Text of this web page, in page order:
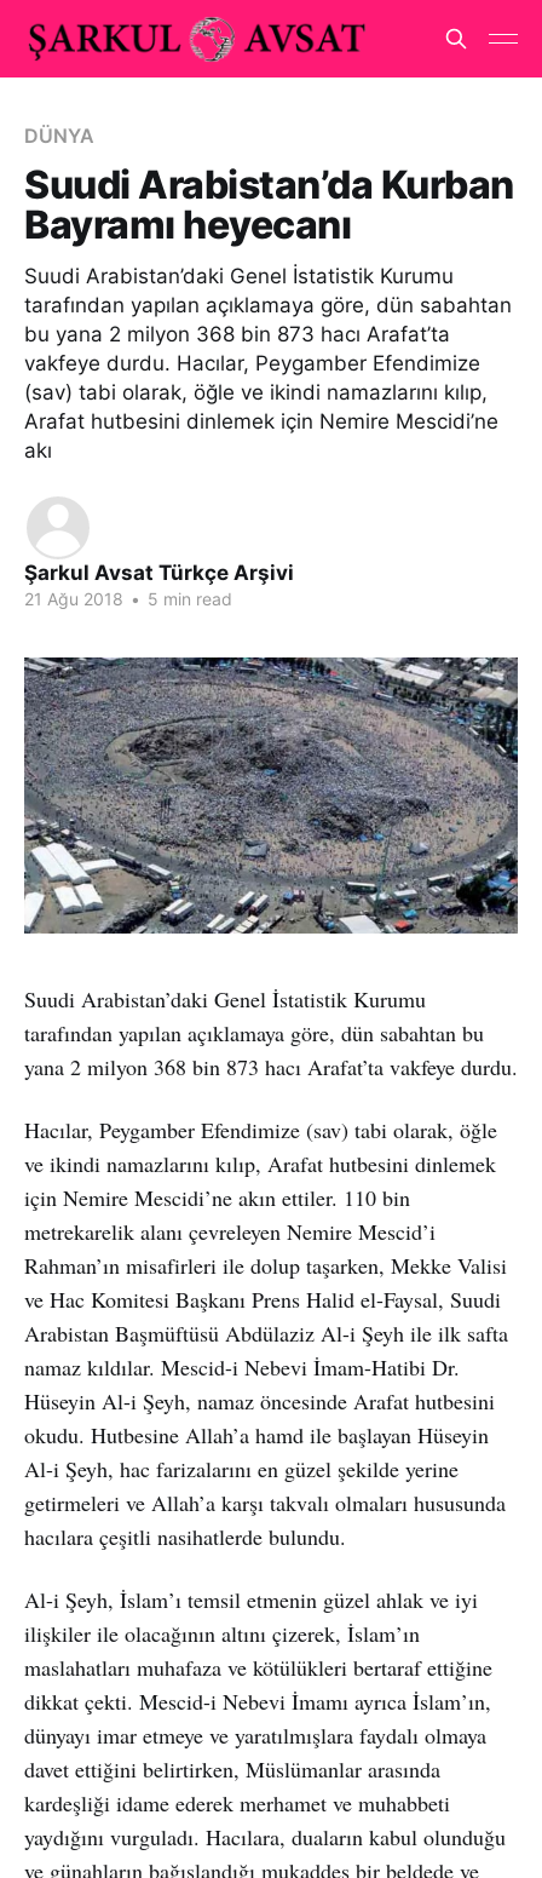
DÜNYA
Suudi Arabistan’da Kurban
Bayramı heyecanı
Suudi Arabistan’daki Genel İstatistik Kurumu
tarafından yapılan açıklamaya göre, dün sabahtan
bu yana 2 milyon 368 bin 873 hacı Arafat’ta
vakfeye durdu. Hacılar, Peygamber Efendimize
(sav) tabi olarak, öğle ve ikindi namazlarını kılıp,
Arafat hutbesini dinlemek için Nemire Mescidi’ne
akı
Şarkul Avsat Türkçe Arşivi
21 Ağu 2018 • 5 min read
Suudi Arabistan’daki Genel İstatistik Kurumu
tarafından yapılan açıklamaya göre, dün sabahtan bu
yana 2 milyon 368 bin 873 hacı Arafat’ta vakfeye durdu.
Hacılar, Peygamber Efendimize (sav) tabi olarak, öğle
ve ikindi namazlarını kılıp, Arafat hutbesini dinlemek
için Nemire Mescidi’ne akın ettiler. 110 bin
metrekarelik alanı çevreleyen Nemire Mescid’i
Rahman’ın misafirleri ile dolup taşarken, Mekke Valisi
ve Hac Komitesi Başkanı Prens Halid el-Faysal, Suudi
Arabistan Başmüftüsü Abdülaziz Al-i Şeyh ile ilk safta
namaz kıldılar. Mescid-i Nebevi İmam-Hatibi Dr.
Hüseyin Al-i Şeyh, namaz öncesinde Arafat hutbesini
okudu. Hutbesine Allah’a hamd ile başlayan Hüseyin
Al-i Şeyh, hac farizalarını en güzel şekilde yerine
getirmeleri ve Allah’a karşı takvalı olmaları hususunda
hacılara çeşitli nasihatlerde bulundu.
Al-i Şeyh, İslam’ı temsil etmenin güzel ahlak ve iyi
ilişkiler ile olacağının altını çizerek, İslam’ın
maslahatları muhafaza ve kötülükleri bertaraf ettiğine
dikkat çekti. Mescid-i Nebevi İmamı ayrıca İslam’ın,
dünyayı imar etmeye ve yaratılmışlara faydalı olmaya
davet ettiğini belirtirken, Müslümanlar arasında
kardeşliği idame ederek merhamet ve muhabbeti
yaydığını vurguladı. Hacılara, duaların kabul olunduğu
ve günahların bağışlandığı mukaddes bir beldede ve